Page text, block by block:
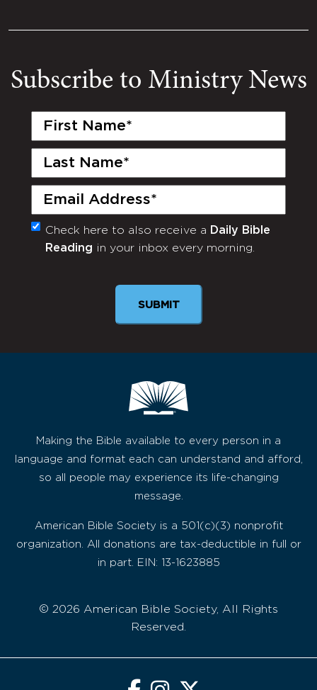
Subscribe to Ministry News
First
Last
Email
(Required)
Monthly
Newsletter
Check here to also receive a Daily Bible
Reading in your inbox every morning.
SUBMIT
Making the Bible available to every person in a
language and format each can understand and afford,
so all people may experience its life-changing
message.
American Bible Society is a 501(c)(3) nonprofit
organization. All donations are tax-deductible in full or
in part. EIN: 13-1623885
© 2026 American Bible Society, All Rights
Reserved.